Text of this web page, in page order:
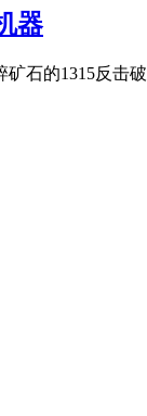
器
石的1315反击